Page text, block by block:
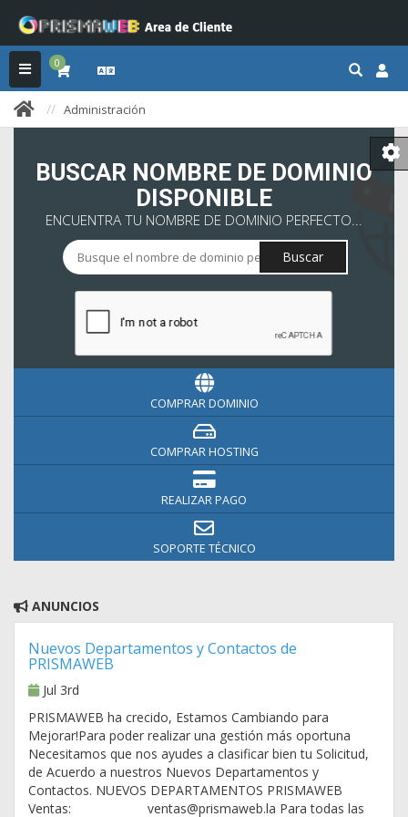
0
Administración
BUSCAR NOMBRE DE DOMINIO
DISPONIBLE
ENCUENTRA TU NOMBRE DE DOMINIO PERFECTO...
Buscar
COMPRAR DOMINIO
COMPRAR HOSTING
REALIZAR PAGO
SOPORTE TÉCNICO
ANUNCIOS
Nuevos Departamentos y Contactos de
PRISMAWEB
Jul 3rd
PRISMAWEB ha crecido, Estamos Cambiando para
Mejorar!Para poder realizar una gestión más oportuna
Necesitamos que nos ayudes a clasificar bien tu Solicitud,
de Acuerdo a nuestros Nuevos Departamentos y
Contactos. NUEVOS DEPARTAMENTOS PRISMAWEB
Ventas: ventas@prismaweb.la Para todas las